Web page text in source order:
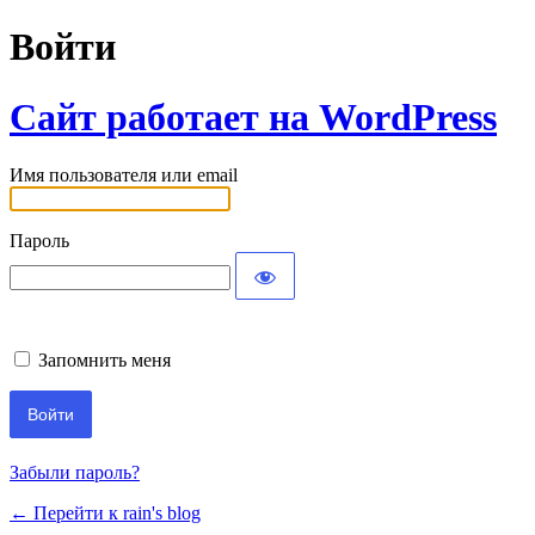
Войти
Сайт работает на WordPress
Имя пользователя или email
Пароль
Запомнить меня
Забыли пароль?
← Перейти к rain's blog